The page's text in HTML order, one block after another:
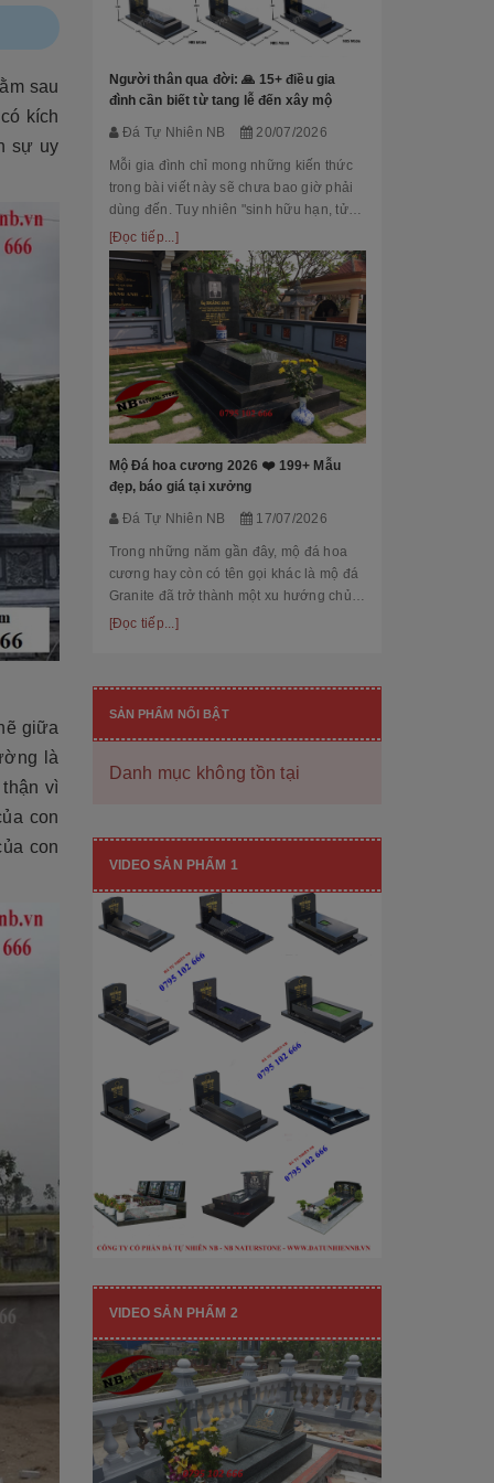
Cho Công Ty, Resort & Đô Thị Mới
Biển hiệu đá khối đang ngày càng được
nhiều công ty, khu đô thị mới, resort cao
cấp lựa chọn nhờ vẻ đẹp sang trọng, bề
thế cùng độ bền vượt trội. Không chỉ là
hạng mục nhận diện thương hiệu, nó
sau
kích
sự uy
giữa
là
vì
con
con
Người thân qua đời: 🙏 15+ điều gia
đình cần biết từ tang lễ đến xây mộ
Đá Tự Nhiên NB 20/07/2026
Mỗi gia đình chỉ mong những kiến thức
trong bài viết này sẽ chưa bao giờ phải
dùng đến. Tuy nhiên "sinh hữu hạn, tử
bất kỳ" việc chuẩn bị đầy đủ kiến thức về
các thủ tục, nghi lễ và xây dựng mộ
phầ...
[Đọc tiếp...]
Mộ Đá hoa cương 2026 ❤️ 199+ Mẫu
đẹp, báo giá tại xưởng
Đá Tự Nhiên NB 17/07/2026
Trong những năm gần đây, mộ đá hoa
cương hay còn có tên gọi khác là mộ đá
Granite đã trở thành một xu hướng chủ
đạo trong thiết kế thi công mộ đá tự
[Đọc tiếp...]
SẢN PHẨM NỔI BẬT
Danh mục không tồn tại
VIDEO SẢN PHẨM 1
VIDEO SẢN PHẨM 2